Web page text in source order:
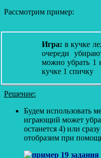
Рассмотрим пример:
Игра: в кучке
очереди убирают
можно убрать 1
кучке 1 спичку
Решение:
Будем использовать
играющий может
останется 4) или
отобразим при